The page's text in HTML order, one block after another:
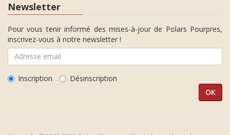
Newsletter
Pour vous tenir informé des mises-à-jour de Polars Pourpres,
inscrivez-vous à notre newsletter !
Inscription Désinscription